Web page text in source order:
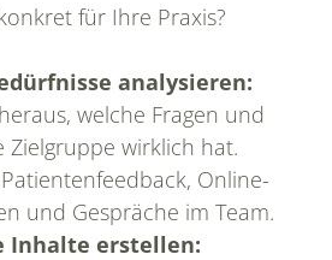
KONTAKT
für Ihre Praxis?
analysieren:
welche Fragen und
Zielgruppe wirklich hat.
Online-
und Gespräche im Team.
Inhalte erstellen: